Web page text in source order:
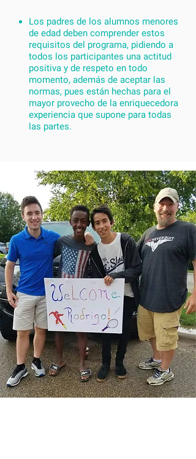
Los padres de los alumnos menores
de edad deben comprender estos
requisitos del programa, pidiendo a
todos los participantes una actitud
positiva y de respeto en todo
momento, además de aceptar las
normas, pues están hechas para el
mayor provecho de la enriquecedora
experiencia que supone para todas
las partes.